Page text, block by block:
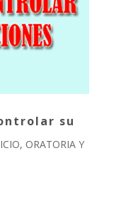
su
, ORATORIA Y